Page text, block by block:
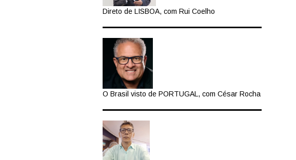
Direto de LISBOA, com Rui Coelho
O Brasil visto de PORTUGAL, com César Rocha